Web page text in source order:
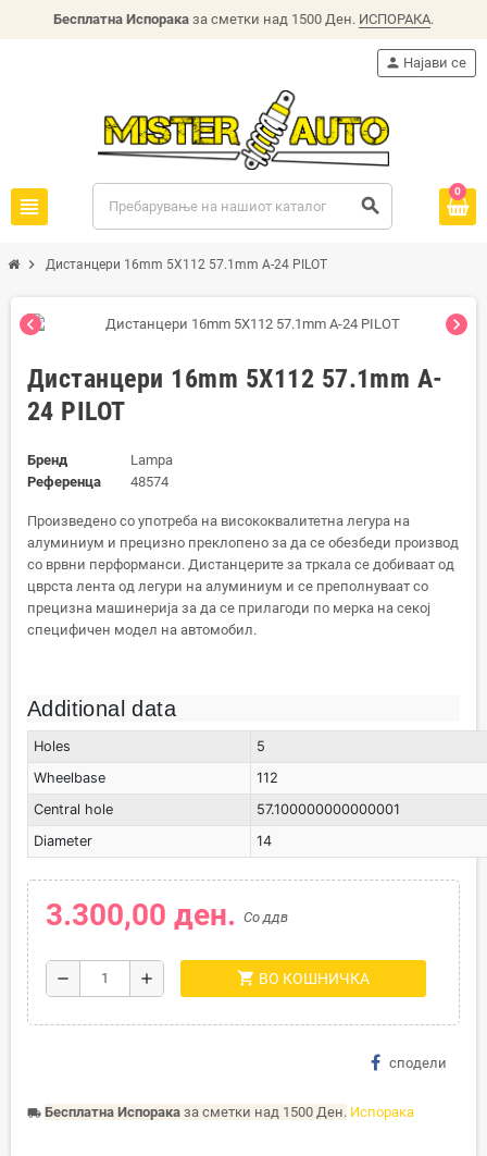
Бесплатна Испорака за сметки над 1500 Ден. ИСПОРАКА.
view_headline search
person Најави се
0
chevron_right Дистанцери 16mm 5X112 57.1mm A-24 PILOT
chevron_left chevron_right
Дистанцери 16mm 5X112 57.1mm A-
24 PILOT
Бренд
Lampa
Референца
48574
Произведено со употреба на висококвалитетна легура на
алуминиум и прецизно преклопено за да се обезбеди производ
со врвни перформанси. Дистанцерите за тркала се добиваат од
цврста лента од легури на алуминиум и се преполнуваат со
прецизна машинерија за да се прилагоди по мерка на секој
специфичен модел на автомобил.
Additional data
Holes
5
Wheelbase
112
Central hole
57.100000000000001
Diameter
14
3.300,00 ден. Со ддв
remove add shopping_cart ВО КОШНИЧКА
сподели
local_shipping Бесплатна Испорака за сметки над 1500 Ден. Испорака